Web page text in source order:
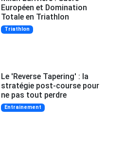
Européen et Domination
Totale en Triathlon
Triathlon
Le 'Reverse Tapering' : la
stratégie post-course pour
ne pas tout perdre
Entrainement